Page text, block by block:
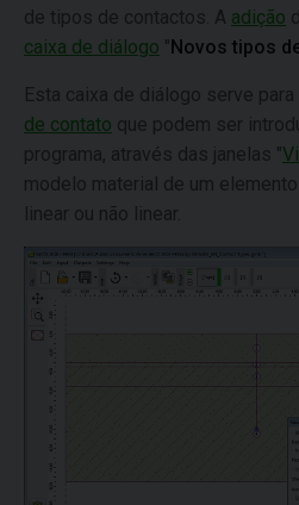
de tipos de contactos. A adição
caixa de diálogo "Novos tipos
Esta caixa de diálogo serve
de contato que podem ser
programa, através das janelas "
modelo material de um
linear ou não linear.